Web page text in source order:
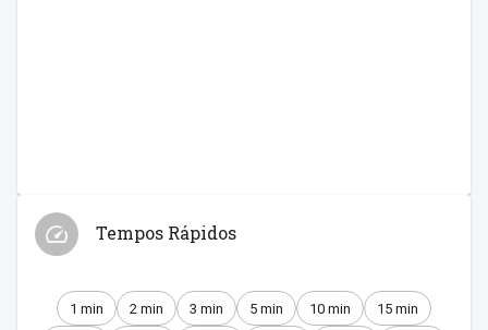
Tempos Rápidos
1 min 2 min 3 min 5 min 10 min 15 min